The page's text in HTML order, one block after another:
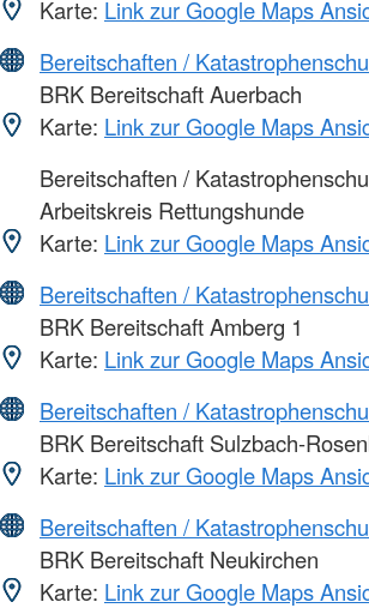
Karte: Link zur Google Maps
Bereitschaften /
BRK Bereitschaft Auerbach
Karte: Link zur Google Maps
Bereitschaften /
Arbeitskreis Rettungshunde
Karte: Link zur Google Maps
Bereitschaften /
BRK Bereitschaft Amberg 1
Karte: Link zur Google Maps
Bereitschaften /
BRK Bereitschaft Sulzbach-
Karte: Link zur Google Maps
Bereitschaften /
BRK Bereitschaft Neukirchen
Karte: Link zur Google Maps